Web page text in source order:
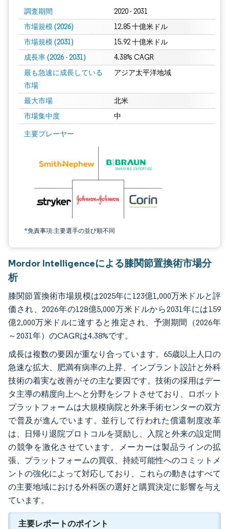
調査期間 2020 - 2031
市場規模 (2026) 12.85 十億米ドル
市場規模 (2031) 15.92 十億米ドル
成長率 (2026 - 2031) 4.38% CAGR
最も急速に成長している
市場
アジア太平洋地域
最大市場 北米
市場集中度 中
主要プレーヤー
*免責事項:主要選手の並び順不同
画像 © Mordor Intelligence。再利用にはCC BY 4.0の表示が必要です。
Mordor Intelligenceによる膝関節置換術市場分
析
膝関節置換術市場規模は2025年に123億1,000万米ドルと評
価され、2026年の128億5,000万米ドルから2031年には159
億2,000万米ドルに達すると推定され、予測期間（2026年
～2031年）のCAGRは4.38%です。
成長は複数の要因が重なり合っています。65歳以上人口の
急速な拡大、肥満有病率の上昇、インプラント設計と外科
技術の着実な改善がその主な要因です。技術の採用はデー
タ主導の精度向上へと分野をシフトさせており、ロボット
プラットフォームは大規模病院と外来手術センターの双方
で普及が進んでいます。並行して行われた償還制度改革
は、日帰り退院プロトコルを奨励し、入院と外来の設定間
の競争を激化させています。メーカーは製品ラインの拡
張、プラットフォームの買収、持続可能性へのコミットメ
ントの強化によって対応しており、これらの動きはすべて
の主要地域における外科医の選好と購買決定に影響を与え
ています。
主要レポートのポイント